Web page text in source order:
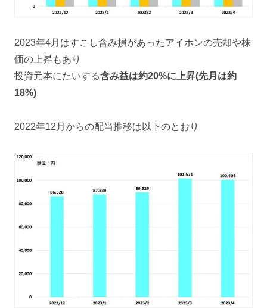
2023年4月はすこし含み損があったアイホンの売却や株
価の上昇もあり
投資元本にたいする含み益は約20%に上昇(先月は約
18%)
2022年12月からの配当推移は以下のとおり